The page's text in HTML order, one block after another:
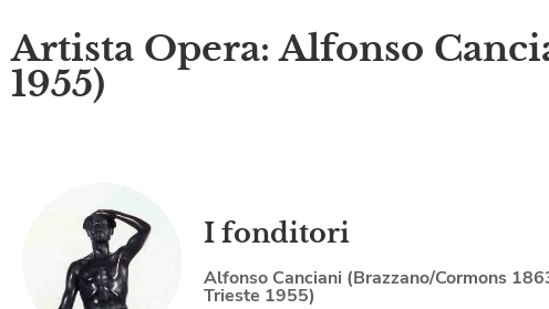
Artista Opera: Alfonso
1955)
I fonditori
Alfonso Canciani (Brazzano/Cormons
Trieste 1955)